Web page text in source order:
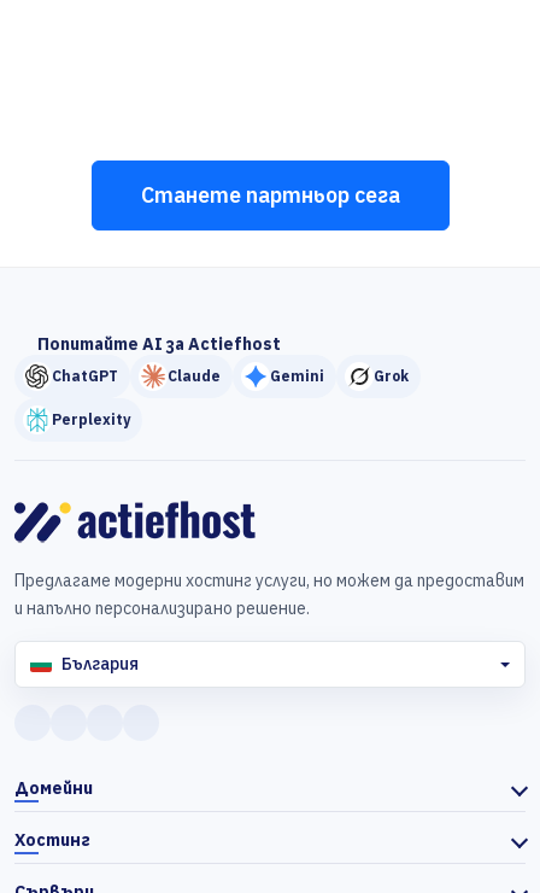
Станете партньор сега
Попитайте AI за Actiefhost
ChatGPT Claude Gemini Grok
Perplexity
Предлагаме модерни хостинг услуги, но можем да предоставим
и напълно персонализирано решение.
България
Домейни
Хостинг